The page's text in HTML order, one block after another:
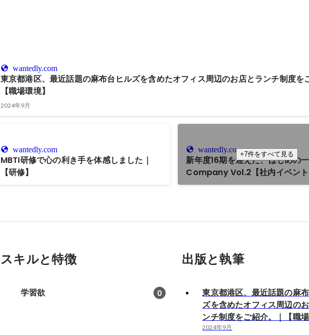
wantedly.com
東京都港区、最近話題の麻布台ヒルズを含めたオフィス周辺のお店とランチ制度を
【職場環境】
2024年9月
wantedly.com
MBTI研修で心の利き手を体感しました｜
【研修】
wantedly.com
新年度16期を迎えた、はじめの一
Company Vol.2【社内イベント
+7件をすべて見る
スキルと特徴
学習欲 0
出版と執筆
東京都港区、最近話題の麻
ズを含めたオフィス周辺の
ンチ制度をご紹介。｜【職場
2024年9月